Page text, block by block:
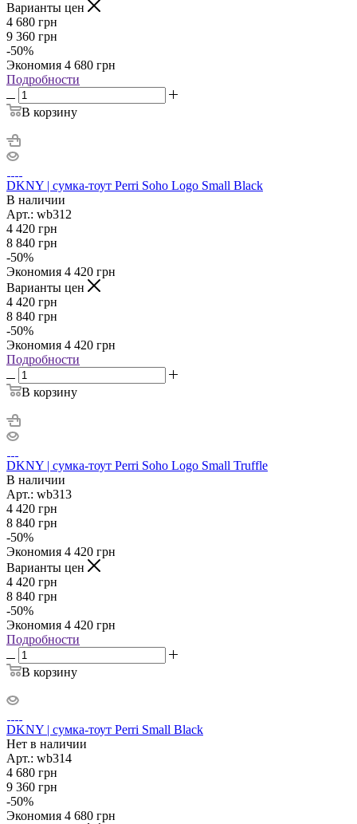
Варианты цен
4 680 грн
9 360 грн
-50%
Экономия 4 680 грн
Подробности
В корзину
DKNY | сумка-тоут Perri Soho Logo Small Black
В наличии
Арт.: wb312
4 420 грн
8 840 грн
-50%
Экономия 4 420 грн
Варианты цен
4 420 грн
8 840 грн
-50%
Экономия 4 420 грн
Подробности
В корзину
DKNY | сумка-тоут Perri Soho Logo Small Truffle
В наличии
Арт.: wb313
4 420 грн
8 840 грн
-50%
Экономия 4 420 грн
Варианты цен
4 420 грн
8 840 грн
-50%
Экономия 4 420 грн
Подробности
В корзину
DKNY | сумка-тоут Perri Small Black
Нет в наличии
Арт.: wb314
4 680 грн
9 360 грн
-50%
Экономия 4 680 грн